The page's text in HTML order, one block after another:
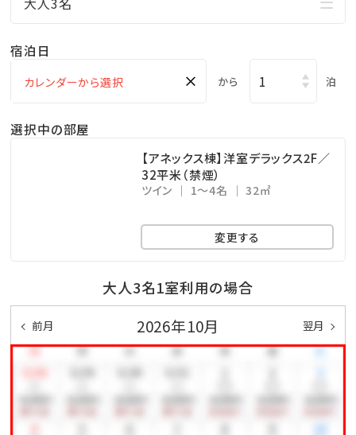
営業時間／9:00～20:00
※チェックイン15:00～チェックアウト11:00までご利用
・ドリンクと小菓子をご自由にお召し上がりください。
・広々としたスペースは、リモートワークの利用も可能で
ニティ類は付いておりません。
※3歳以上のお子様は、朝食代1,000円を別途頂戴いた
します。
□ホテル敷地内で楽しめる！遊びメニューをご紹介（※
有料）
宿泊日
× から 泊
選択中の部屋
【アネックス棟】洋室デラックス2F／
32平米（禁煙）
ツイン 1～4名 32㎡
変更する
大人3名1室利用の場合
前月 2026年10月 翌月